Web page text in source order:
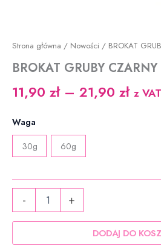
Strona główna / Nowości / BROKAT
BROKAT GRUBY CZARNY
11,90 zł – 21,90 złZakres
do
z VAT
Waga
30g 60g
-
BROKAT
+
DODAJ DO